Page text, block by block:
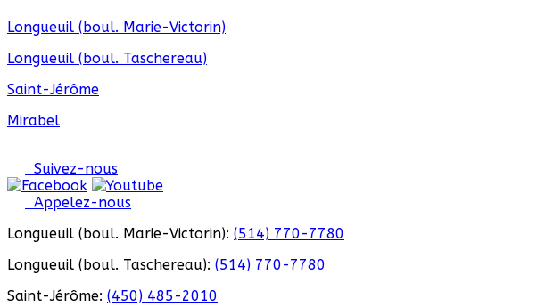
Longueuil (boul. Marie-Victorin)
Longueuil (boul. Taschereau)
Saint-Jérôme
Mirabel
Suivez-nous
Appelez-nous
Longueuil (boul. Marie-Victorin): (514) 770-7780
Longueuil (boul. Taschereau): (514) 770-7780
Saint-Jérôme: (450) 485-2010